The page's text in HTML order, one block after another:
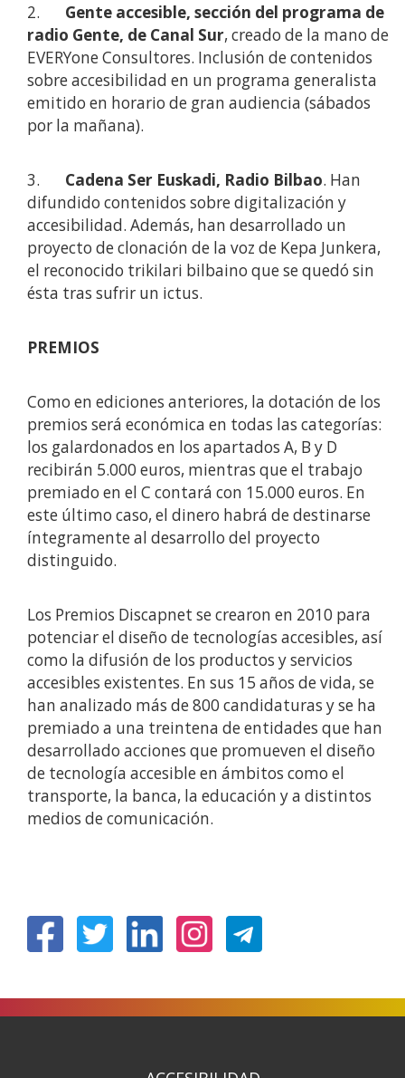
2. Gente accesible, sección del programa de
radio Gente, de Canal Sur, creado de la mano de
EVERYone Consultores. Inclusión de contenidos
sobre accesibilidad en un programa generalista
emitido en horario de gran audiencia (sábados
por la mañana).
3. Cadena Ser Euskadi, Radio Bilbao. Han
difundido contenidos sobre digitalización y
accesibilidad. Además, han desarrollado un
proyecto de clonación de la voz de Kepa Junkera,
el reconocido trikilari bilbaino que se quedó sin
ésta tras sufrir un ictus.
PREMIOS
Como en ediciones anteriores, la dotación de los
premios será económica en todas las categorías:
los galardonados en los apartados A, B y D
recibirán 5.000 euros, mientras que el trabajo
premiado en el C contará con 15.000 euros. En
este último caso, el dinero habrá de destinarse
íntegramente al desarrollo del proyecto
distinguido.
Los Premios Discapnet se crearon en 2010 para
potenciar el diseño de tecnologías accesibles, así
como la difusión de los productos y servicios
accesibles existentes. En sus 15 años de vida, se
han analizado más de 800 candidaturas y se ha
premiado a una treintena de entidades que han
desarrollado acciones que promueven el diseño
de tecnología accesible en ámbitos como el
transporte, la banca, la educación y a distintos
medios de comunicación.